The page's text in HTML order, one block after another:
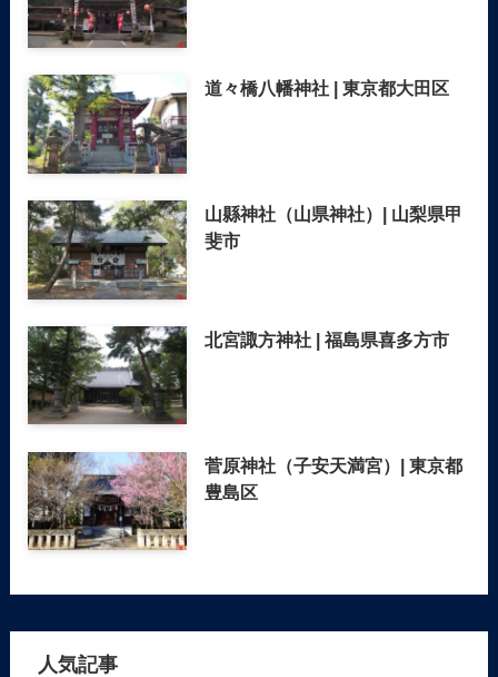
道々橋八幡神社 | 東京都大田区
山縣神社（山県神社）| 山梨県甲
斐市
北宮諏方神社 | 福島県喜多方市
菅原神社（子安天満宮）| 東京都
豊島区
人気記事